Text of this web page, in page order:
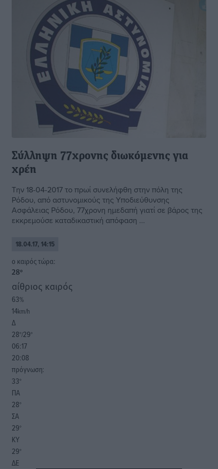
Σύλληψη 77χρονης διωκόμενης για
χρέη
Την 18-04-2017 το πρωί συνελήφθη στην πόλη της
Ρόδου, από αστυνομικούς της Υποδιεύθυνσης
Ασφάλειας Ρόδου, 77χρονη ημεδαπή γιατί σε βάρος της
εκκρεμούσε καταδικαστική απόφαση ...
18.04.17, 14:15
o καιρός τώρα:
28°
αίθριος καιρός
63%
14km/h
Δ
28°/29°
06:17
20:08
πρόγνωση:
33°
ΠΑ
28°
ΣΑ
29°
ΚΥ
29°
ΔΕ